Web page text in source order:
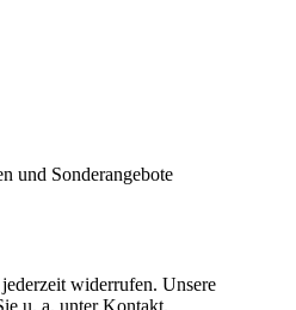
und Sonderangebote
widerrufen. Unsere
u. a. unter Kontakt.